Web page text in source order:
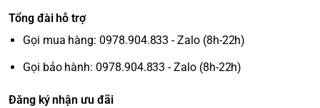
Tổng đài hỗ trợ
Gọi mua hàng: 0978.904.833 - Zalo (8h-22h)
Gọi bảo hành: 0978.904.833 - Zalo (8h-22h)
Đăng ký nhận ưu đãi